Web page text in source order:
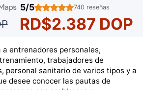
5/5 740 reseñas
RD$2.387 DOP
a entrenadores personales,
trabajadores de
personal sanitario de varios tipos y a
desee conocer las pautas de